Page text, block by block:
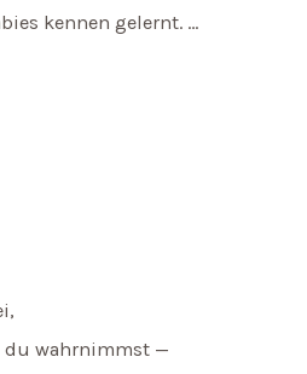
kennen gelernt. …
du wahrnimmst —